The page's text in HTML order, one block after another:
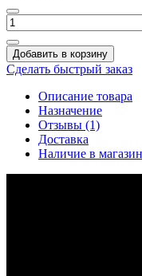
Добавить в корзину
Сделать быстрый заказ
Описание товара
Назначение
Отзывы (1)
Доставка
Наличие в